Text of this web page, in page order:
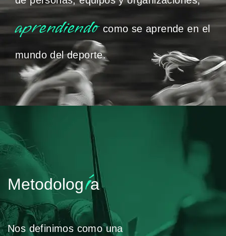
aprendiendo como se aprende en el
mundo del deporte.
Metodología
Nos definimos como una